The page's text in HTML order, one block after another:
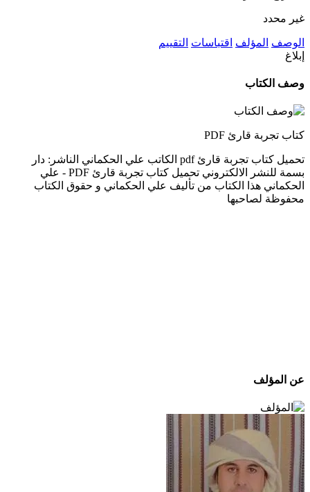
غير محدد
الوصف المؤلف اقتباسات التقييم
إبلاغ
وصف الكتاب
كتاب تجربة قارئ PDF
تحميل كتاب تجربة قارئ pdf الكاتب علي الحكماني الناشر: دار
بسمة للنشر الالكتروني تحميل كتاب تجربة قارئ PDF - علي
الحكماني هذا الكتاب من تأليف علي الحكماني و حقوق الكتاب
محفوظة لصاحبها
عن المؤلف